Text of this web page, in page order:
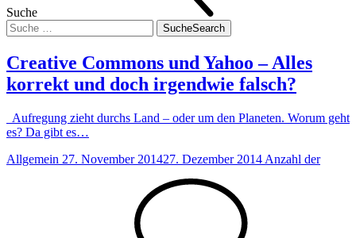
Suche
SucheSearch
Creative Commons und Yahoo – Alles
korrekt und doch irgendwie falsch?
Aufregung zieht durchs Land – oder um den Planeten. Worum geht
es? Da gibt es…
Allgemein 27. November 201427. Dezember 2014 Anzahl der